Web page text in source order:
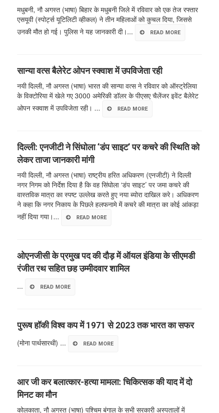
मधुबनी, नौ अगस्त (भाषा) बिहार के मधुबनी जिले में रविवार को एक तेज रफ्तार
एसयूवी (स्पोर्ट्स यूटिलिटी व्हीकल) ने तीन महिलाओं को कुचल दिया, जिससे
उनकी मौत हो गई। पुलिस ने यह जानकारी दी।...
READ MORE
सान्या वत्स बैलेरेट ओपन स्क्वाश में उपविजेता रही
नयी दिल्ली, नौ अगस्त (भाषा) भारत की सान्या वत्स ने रविवार को ऑस्ट्रेलिया
के विक्टोरिया में खेले गए 3000 अमेरिकी डॉलर के पीएसए चैलेंजर इवेंट बैलेरेट
ओपन स्क्वाश में उपविजेता रही। ...
READ MORE
दिल्ली: एनजीटी ने सिंघोला ‘डंप साइट’ पर कचरे की स्थिति को
लेकर ताजा जानकारी मांगी
नयी दिल्ली, नौ अगस्त (भाषा) राष्ट्रीय हरित अधिकरण (एनजीटी) ने दिल्ली
नगर निगम को निर्देश दिया है कि वह सिंघोला ‘डंप साइट’ पर जमा कचरे की
वास्तविक मात्रा का स्पष्ट उल्लेख करते हुए नया ब्योरा दाखिल करे। अधिकरण
ने कहा कि नगर निकाय के पिछले हलफनामे में कचरे की मात्रा का कोई आंकड़ा
नहीं दिया गया।...
READ MORE
ओएनजीसी के प्रमुख पद की दौड़ में ऑयल इंडिया के सीएमडी
रंजीत रथ सहित छह उम्मीदवार शामिल
... READ MORE
पुरूष हॉकी विश्व कप में 1971 से 2023 तक भारत का सफर
(मोना पार्थसारथी) ... READ MORE
आर जी कर बलात्कार-हत्या मामला: चिकित्सक की याद में दो
मिनट का मौन
कोलकाता, नौ अगस्त (भाषा) पश्चिम बंगाल के सभी सरकारी अस्पतालों में